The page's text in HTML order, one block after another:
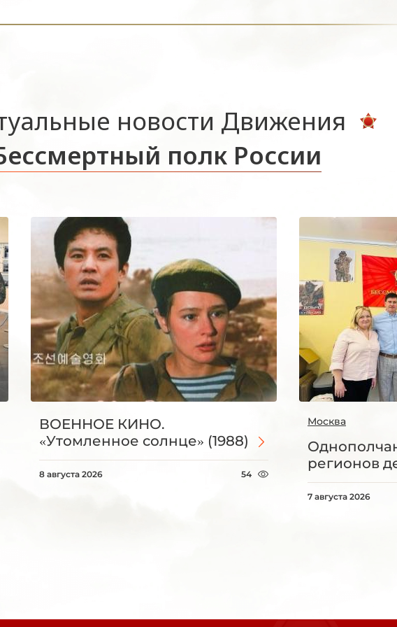
новости Движения
полк России
ВОЕННОЕ КИНО.
«Утомленное солнце» (1988)
8 августа 2026 54
Москва
регионов
7 августа 2026